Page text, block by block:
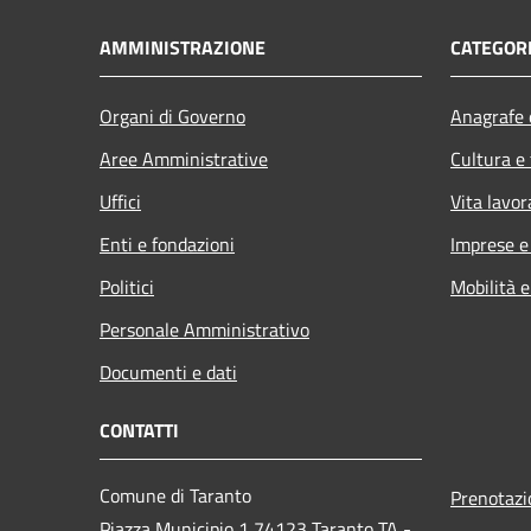
AMMINISTRAZIONE
Organi di Governo
Aree Amministrative
Uffici
Enti e fondazioni
Politici
Personale Amministrativo
Documenti e dati
Cultura
Vita
Imprese
Mobilità
CONTATTI
Comune di Taranto